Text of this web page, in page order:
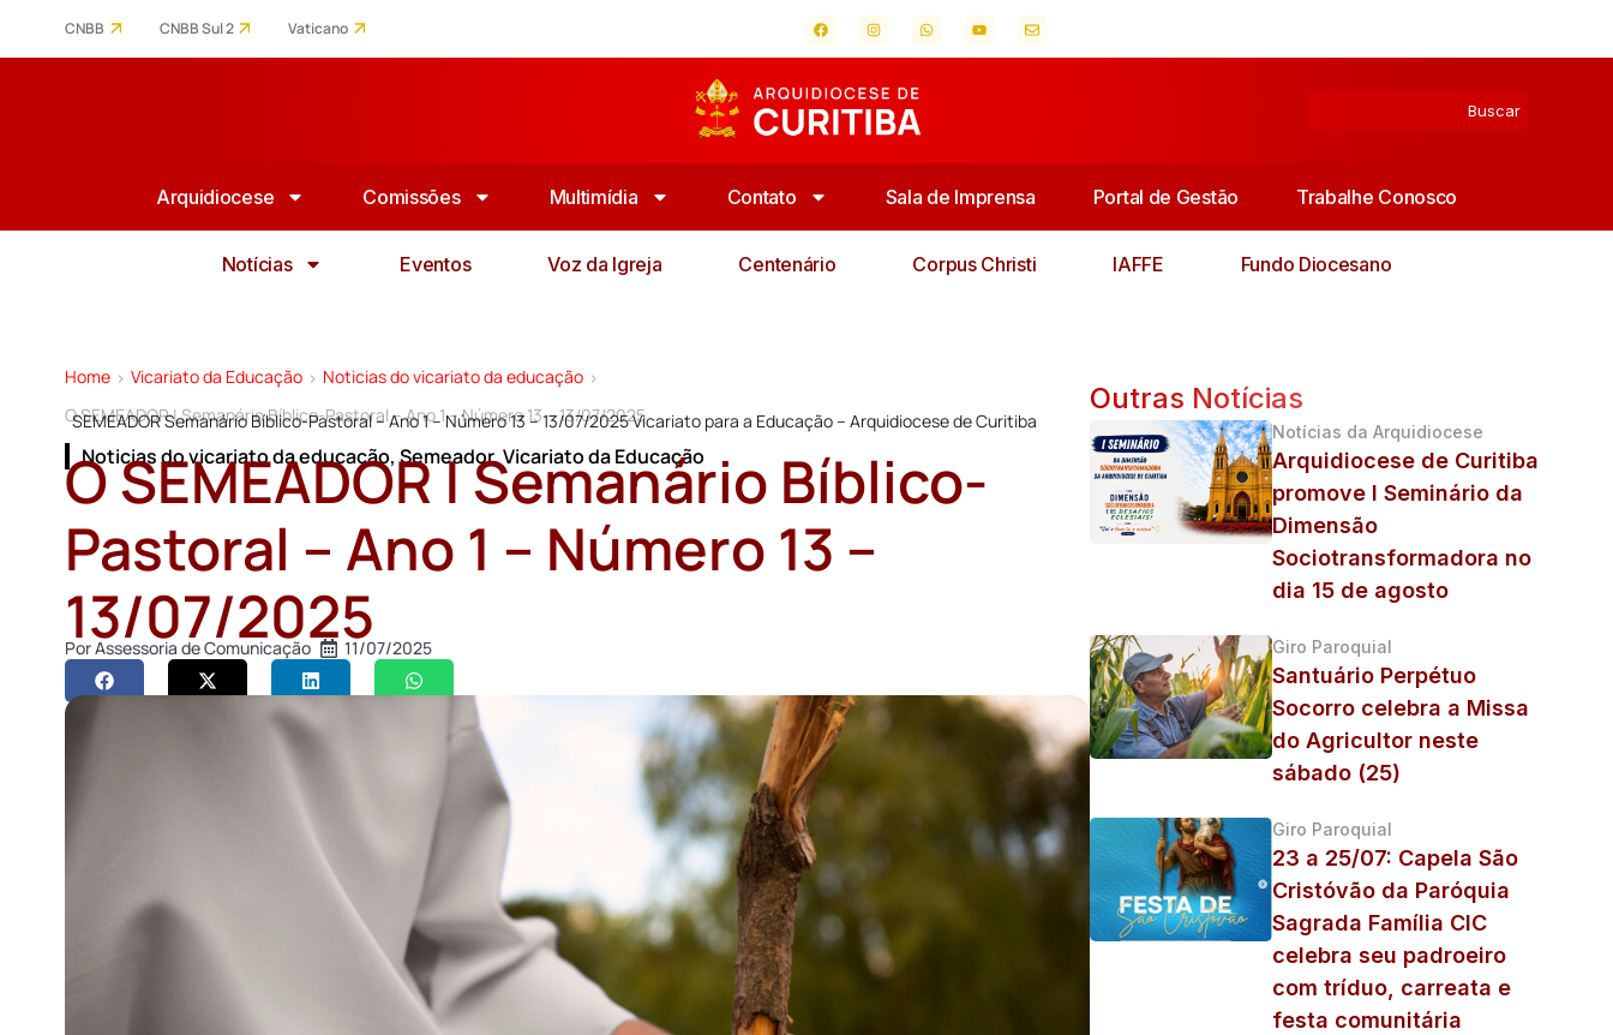
CNBB CNBB Sul 2 Vaticano
Arquidiocese Comissões Multimídia Contato Sala de Imprensa Portal de Gestão Trabalhe Conosco
Notícias Eventos Voz da Igreja Centenário Corpus Christi IAFFE Fundo Diocesano
Home > Vicariato da Educação > Noticias do vicariato da educação >
O SEMEADOR | Semanário Bíblico-Pastoral – Ano 1 – Número 13 – 13/07/2025
SEMEADOR Semanário Bíblico-Pastoral – Ano 1 – Número 13 – 13/07/2025 Vicariato para a Educação – Arquidiocese de Curitiba
Noticias do vicariato da educação,Semeador,Vicariato da Educação
O SEMEADOR | Semanário Bíblico-
Pastoral – Ano 1 – Número 13 –
13/07/2025
PorAssessoria de Comunicação 11/07/2025
Outras Notícias
Notícias da Arquidiocese
Arquidiocese de Curitiba
promove I Seminário da
Dimensão
Sociotransformadora no
dia 15 de agosto
Giro Paroquial
Santuário Perpétuo
Socorro celebra a Missa
do Agricultor neste
sábado (25)
Giro Paroquial
23 a 25/07: Capela São
Cristóvão da Paróquia
Sagrada Família CIC
celebra seu padroeiro
com tríduo, carreata e
festa comunitária